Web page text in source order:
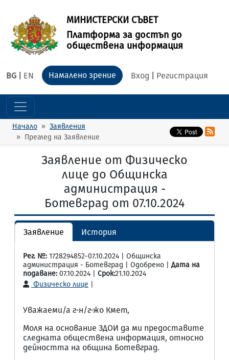
МИНИСТЕРСКИ СЪВЕТ
Платформа за достъп до
обществена информация
BG EN Вход Регистрация
Намалено зрение
Начало
Заявления
Преглед на Заявление
Заявление от Физическо
лице до Общинска
администрация -
Ботевград от 07.10.2024
Заявление История
Рег. №: 1728294852-07.10.2024 | Общинска
администрация - Ботевград | Одобрено | Дата на
подаване: 07.10.2024 | Срок:21.10.2024
Физическо лице
Уважаеми/а г-н/г-жо Кмет,
Моля на основание ЗДОИ да ми предоставите
следната обществена информация, относно
дейността на община Ботевград.